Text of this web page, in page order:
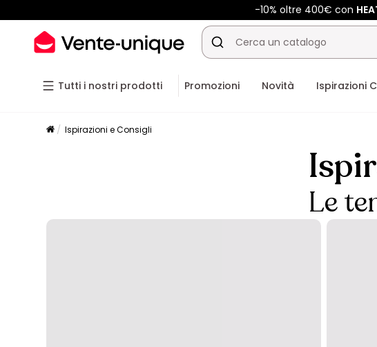
-10% oltre 400€ con
Tutti i nostri prodotti Promozioni Novità Ispirazioni
Ispirazioni e Consigli
Le